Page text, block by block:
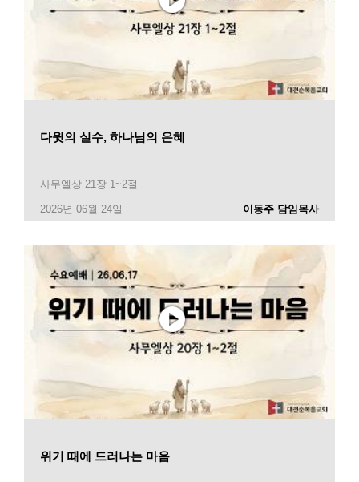
다윗의 실수, 하나님의 은혜
사무엘상 21장 1~2절
2026년 06월 24일 이동주 담임목사
위기 때에 드러나는 마음